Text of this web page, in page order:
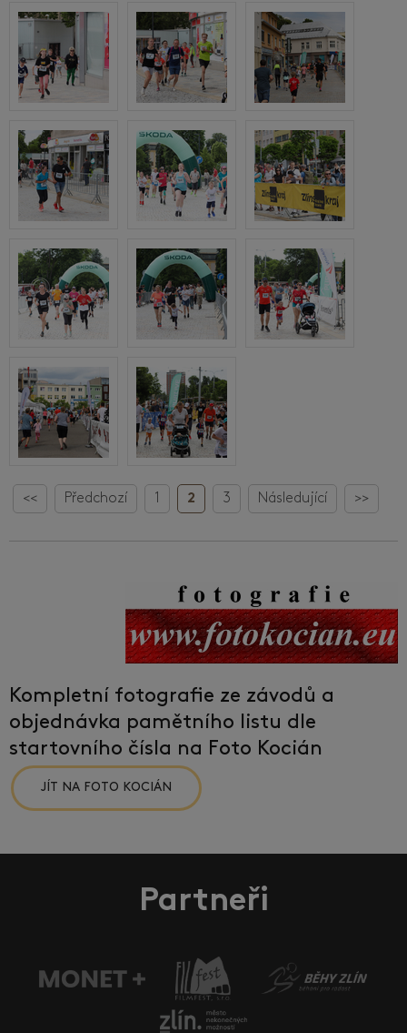
<< Předchozí 1 2 3 Následující >>
Kompletní fotografie ze závodů a
objednávka pamětního listu dle
startovního čísla na Foto Kocián
JÍT NA FOTO KOCIÁN
Partneři